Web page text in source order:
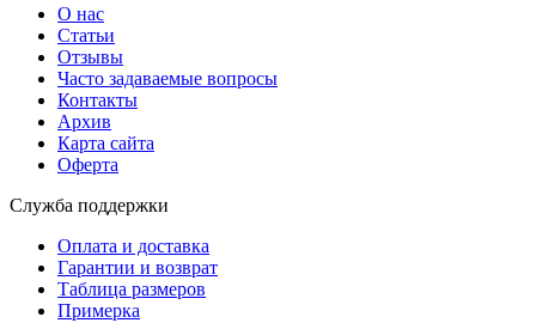
О нас
Статьи
Отзывы
Часто задаваемые вопросы
Контакты
Архив
Карта сайта
Оферта
Служба поддержки
Оплата и доставка
Гарантии и возврат
Таблица размеров
Примерка